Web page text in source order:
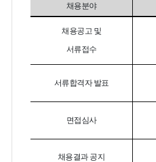
채용분야
채용공고 및
서류접수
서류합격자 발표
면접심사
채용결과 공지